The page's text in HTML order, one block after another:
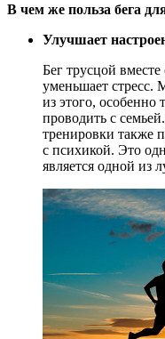
В чем же польза бега
Улучшает
Бег трусцой
уменьшает
из этого, особенно
проводить с
тренировки также
с психикой. Это
является одной из